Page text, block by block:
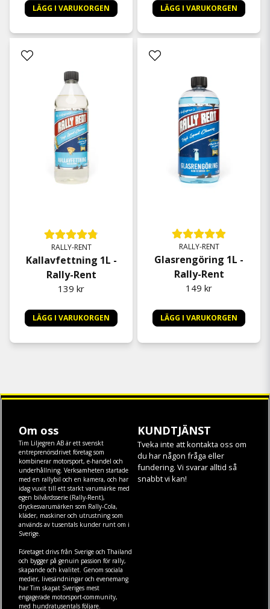
LÄGG I VARUKORGEN LÄGG I VARUKORGEN
RALLY-RENT
Kallavfettning 1L -
Rally-Rent
139 kr
LÄGG I VARUKORGEN
RALLY-RENT
Glasrengöring 1L -
Rally-Rent
149 kr
LÄGG I VARUKORGEN
Om oss
Tim Liljegren AB är ett svenskt
entreprenörsdrivet företag som
kombinerar motorsport, e-handel och
underhållning. Verksamheten startade
med en rallybil och en kamera, och har
idag vuxit till ett starkt varumärke med
egen bilvårdsserie (Rally-Rent),
dryckesvarumärken som Rally-Cola,
kläder, maskineroch utrustning som
används av tusentals kunder runt om i
Sverige.
Företaget drivs från Sverige och Thailand
och bygger på genuin passion för rally,
skapande och kvalitet. Genom sociala
medier, livesändningar och evenemang
har Tim skapat Sveriges mest
engagerade motorsport-community,
med hundratusentals följare.
KUNDTJÄNST
Tveka inte att kontakta oss om
du har någon fråga eller
fundering. Vi svarar alltid så
snabbt vi kan!